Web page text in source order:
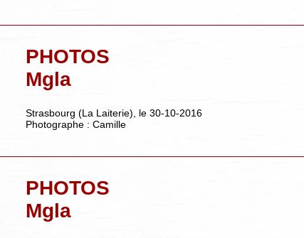
PHOTOS
Mgla
Strasbourg (La Laiterie), le 30-10-2016
Photographe : Camille
PHOTOS
Mgla